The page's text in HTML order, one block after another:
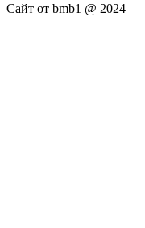
Сайт от bmb1 @ 2024